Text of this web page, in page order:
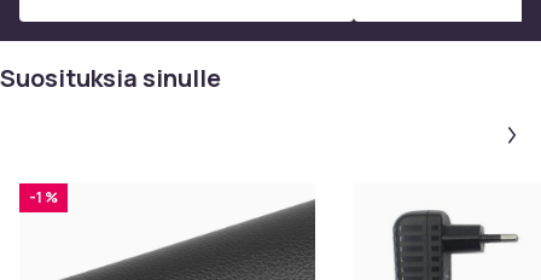
Suosituksia sinulle
-1 %